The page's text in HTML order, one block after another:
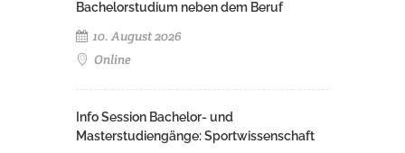
Bachelorstudium neben dem Beruf
10. August 2026
Online
Info Session Bachelor- und
Masterstudiengänge: Sportwissenschaft